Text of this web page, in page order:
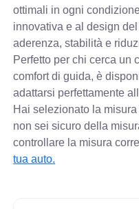
ottimali in ogni
innovativa e al design
aderenza, stabilità e
Perfetto per chi cerca un
comfort di guida, è
adattarsi perfettamente
Hai selezionato la misura
non sei sicuro della
controllare la misura
tua auto.